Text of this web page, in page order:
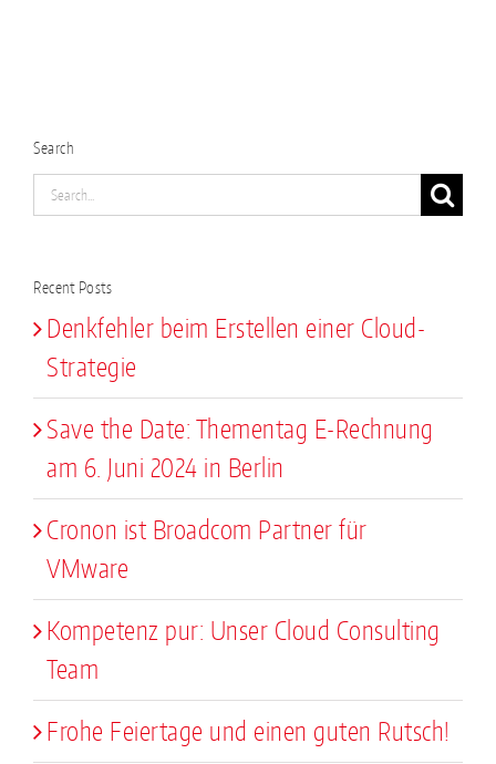
Search
Search
for:
Recent Posts
Denkfehler beim Erstellen einer Cloud-
Strategie
Save the Date: Thementag E-Rechnung
am 6. Juni 2024 in Berlin
Cronon ist Broadcom Partner für
VMware
Kompetenz pur: Unser Cloud Consulting
Team
Frohe Feiertage und einen guten Rutsch!